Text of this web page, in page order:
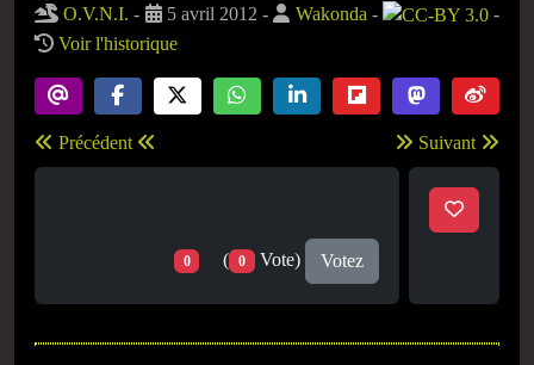
O.V.N.I. - 5 avril 2012 - Wakonda -
-
Voir l'historique
Précédent Suivant
0 ( 0 Vote) Votez